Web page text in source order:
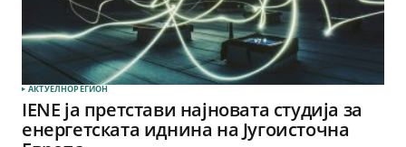
АКТУЕЛНОРЕГИОН
IENE ја претстави најновата студија за
енергетската иднина на Југоисточна